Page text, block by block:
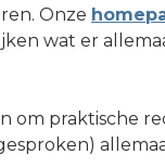
Onze
wat er
om praktische